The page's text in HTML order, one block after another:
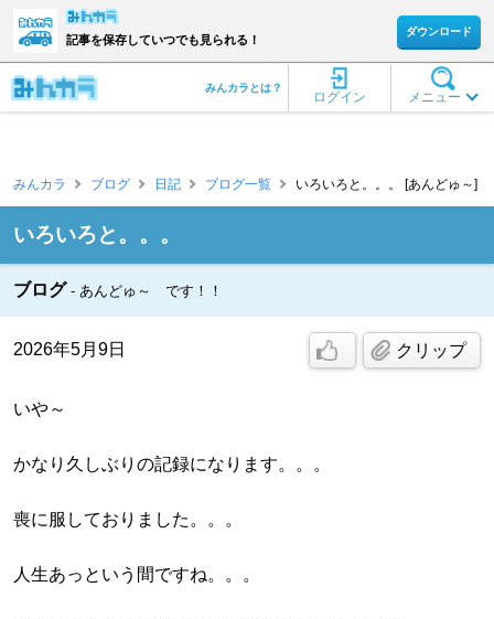
記事を保存していつでも見られる！
ダウンロード
メニュー
ログイン
みんカラとは？
みんカラ ブログ 日記 ブログ一覧 いろいろと。。。 [あんどゅ～]
いろいろと。。。
ブログ あんどゅ～ です！！
2026年5月9日 クリップ
いや～
かなり久しぶりの記録になります。。。
喪に服しておりました。。。
人生あっという間ですね。。。